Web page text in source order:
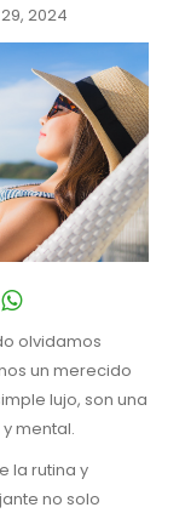
2024
olvidamos
un merecido
lujo, son una
mental.
la rutina y
no solo